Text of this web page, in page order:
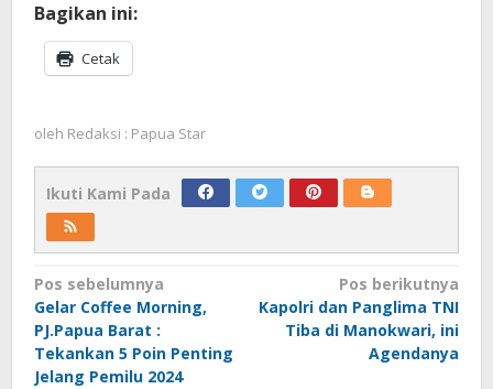
Bagikan ini:
Cetak
oleh Redaksi : Papua Star
Ikuti Kami Pada
Navigasi
pos
Pos sebelumnya
Gelar Coffee Morning,
PJ.Papua Barat :
Tekankan 5 Poin Penting
Jelang Pemilu 2024
Pos berikutnya
Kapolri dan Panglima TNI
Tiba di Manokwari, ini
Agendanya